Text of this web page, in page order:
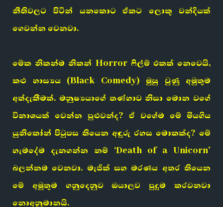
නීතිවලට පිටින් යනකොට ඒකට ලොකු වන්දියක්
ගෙවන්න වෙනවා.
මේක නිකන්ම නිකන් Horror ෆිල්ම් එකක් නෙවෙයි,
කළු හාස්‍යය (Black Comedy) මුසු වුණු අමුතුම
අත්දැකීමක්. මනුෂ්‍යයාගේ තණ්හාව නිසා මොන වගේ
විනාශයක් වෙන්න පුළුවන්ද? ඒ වගේම මේ මියගිය
යුනිකෝන් පිටුපස තියෙන අඳුරු රහස මොකක්ද? මේ
හැමදේම දැනගන්න නම් ‘Death of a Unicorn’
බලන්නම වෙනවා. මැජික් සහ මරණය අතර තියෙන
මේ අමුතුම ගනුදෙනුව ඔයාලව පුදුම කරවනවා
නොඅනුමානයි.